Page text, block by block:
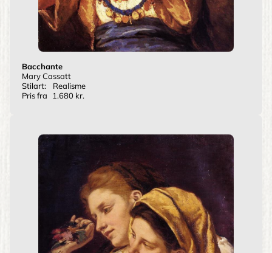
Bacchante
Mary Cassatt
Stilart:
Realisme
Pris fra
1.680 kr.